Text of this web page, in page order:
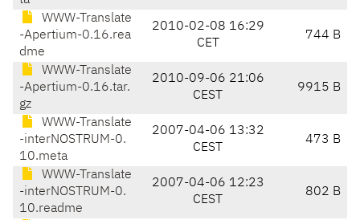
WWW-Translate
-Apertium-0.16.rea
dme
2010-02-08 16:29
CET
744 B
WWW-Translate
-Apertium-0.16.tar.
gz
2010-09-06 21:06
CEST
9915 B
WWW-Translate
-interNOSTRUM-0.
10.meta
2007-04-06 13:32
CEST
473 B
WWW-Translate
-interNOSTRUM-0.
10.readme
2007-04-06 12:23
CEST
802 B